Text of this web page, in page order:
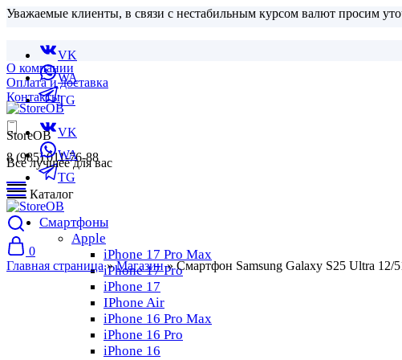
Уважаемые клиенты, в связи с нестабильным курсом валют просим
VK
WA
TG
8 (985) 011-76-88
О компании
Оплата и доставка
Контакты
VK
WA
TG
StoreOB
Все лучшее для вас
Каталог
Смартфоны
Apple
iPhone 17 Pro Max
iPhone 17 Pro
iPhone 17
IPhone Air
iPhone 16 Pro Max
iPhone 16 Pro
iPhone 16
0
Главная страница»Магазин»Смартфон Samsung Galaxy S25 Ultra 12/